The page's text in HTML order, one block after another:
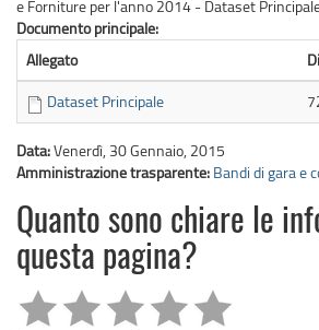
e Forniture per l'anno 2014 - Dataset
Documento principale:
Allegato
Dataset Principale
Data:Venerdì, 30 Gennaio, 2015
Amministrazione trasparente: Bandi di gara e
Quanto sono chiare le
questa pagina?